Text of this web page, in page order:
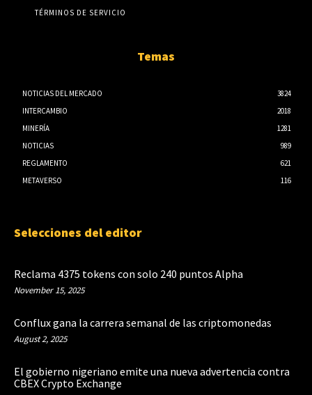
TÉRMINOS DE SERVICIO
Temas
NOTICIAS DEL MERCADO
3824
INTERCAMBIO
2018
MINERÍA
1281
NOTICIAS
989
REGLAMENTO
621
METAVERSO
116
Selecciones del editor
Reclama 4375 tokens con solo 240 puntos Alpha
November 15, 2025
Conflux gana la carrera semanal de las criptomonedas
August 2, 2025
El gobierno nigeriano emite una nueva advertencia contra
CBEX Crypto Exchange